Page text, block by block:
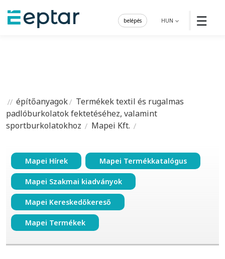
☰
HUN
belépés
építőanyagok
Termékek textil és rugalmas
padlóburkolatok fektetéséhez, valamint
sportburkolatokhoz
Mapei Kft.
Mapei Hírek Mapei Termékkatalógus
Mapei Szakmai kiadványok
Mapei Kereskedőkereső
Mapei Termékek